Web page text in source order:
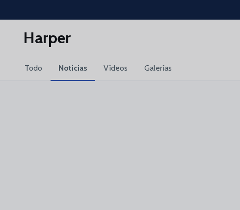
Skip to main content
Harper
Todo Noticias Vídeos Galerías